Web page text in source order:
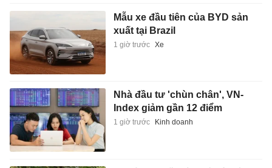
Mẫu xe đầu tiên của BYD sản
xuất tại Brazil
1 giờ trước Xe
Nhà đầu tư 'chùn chân', VN-
Index giảm gần 12 điểm
1 giờ trước Kinh doanh